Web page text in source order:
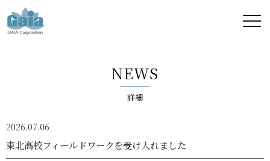
ア -
GAIA
NEWS
詳細
2026.07.06
東北高校フィールドワークを受け入れました